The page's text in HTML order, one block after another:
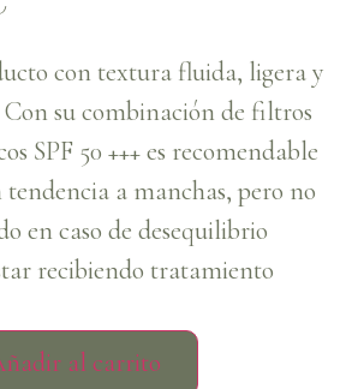
con textura fluida, ligera y
Con su combinación de filtros
SPF 50 +++ es recomendable
tendencia a manchas, pero no
en caso de desequilibrio
recibiendo tratamiento
al carrito